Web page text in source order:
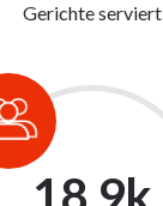
Gerichte serviert